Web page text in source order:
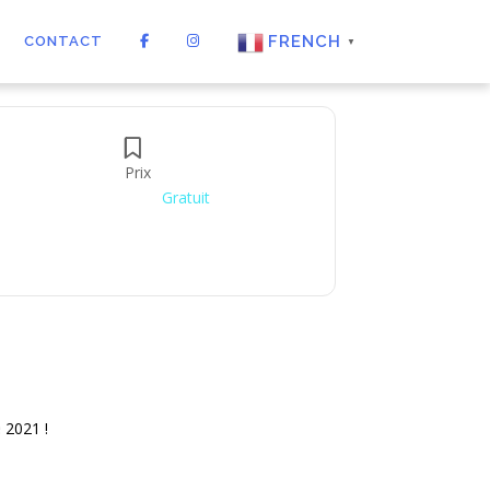
CONTACT FRENCH ▼
Prix
Gratuit
2021 !